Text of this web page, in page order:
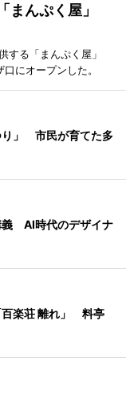
まんぷく屋」
する「まんぷく屋」
にオープンした。
り」 市民が育てた多
義 AI時代のデザイナ
百楽荘 離れ」 料亭